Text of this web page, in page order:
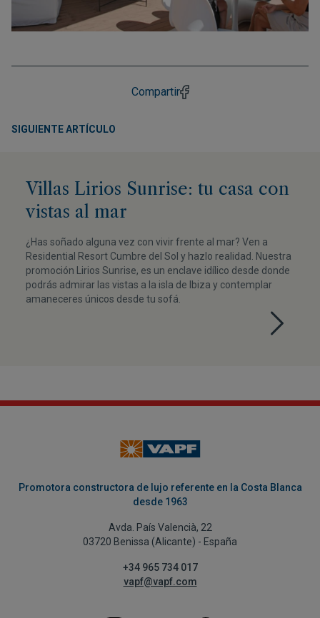
Compartir
SIGUIENTE ARTÍCULO
Villas Lirios Sunrise: tu casa con
vistas al mar
¿Has soñado alguna vez con vivir frente al mar? Ven a
Residential Resort Cumbre del Sol y hazlo realidad. Nuestra
promoción Lirios Sunrise, es un enclave idílico desde donde
podrás admirar las vistas a la isla de Ibiza y contemplar
amaneceres únicos desde tu sofá.
Promotora constructora de lujo referente en la Costa Blanca
desde 1963
Avda. País Valencià, 22
03720 Benissa (Alicante) - España
+34 965 734 017
vapf@vapf.com